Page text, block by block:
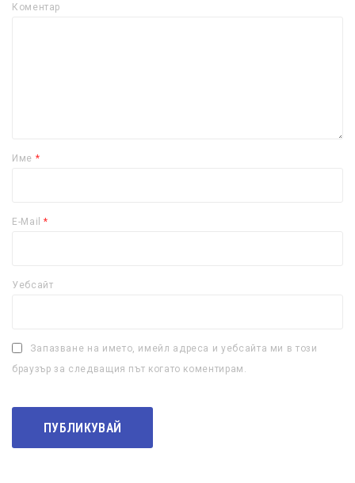
Коментар
Име *
E-Mail*
Уебсайт
Запазване на името, имейл адреса и уебсайта ми в този
браузър за следващия път когато коментирам.